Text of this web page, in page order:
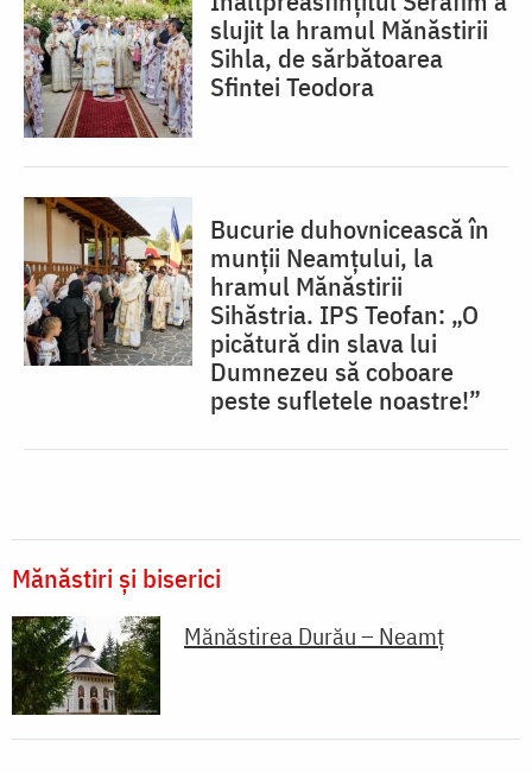
slujit la hramul Mănăstirii
Sihla, de sărbătoarea
Sfintei Teodora
Bucurie duhovnicească în
munții Neamțului, la
hramul Mănăstirii
Sihăstria. IPS Teofan: „O
picătură din slava lui
Dumnezeu să coboare
peste sufletele noastre!”
Mănăstiri și biserici
Mănăstirea Durău – Neamț